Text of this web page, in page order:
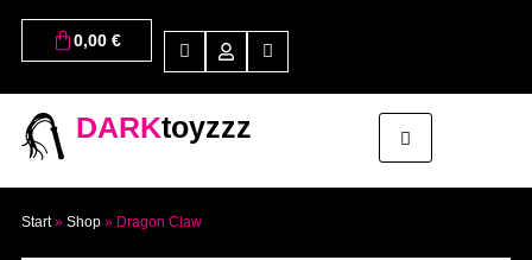
0,00 €
DARKtoyzzz
Start» Shop» Dragon Claw